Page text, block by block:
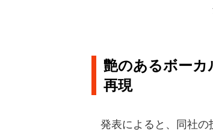
艶のあるボーカ
再現
発表によると、同社の